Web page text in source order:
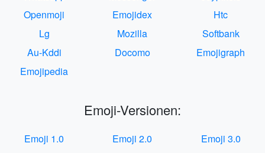
Openmoji
Emojidex
Htc
Lg
Mozilla
Softbank
Au-Kddi
Docomo
Emojigraph
Emojipedia
Emoji-Versionen:
Emoji 1.0 Emoji 2.0
Emoji 3.0